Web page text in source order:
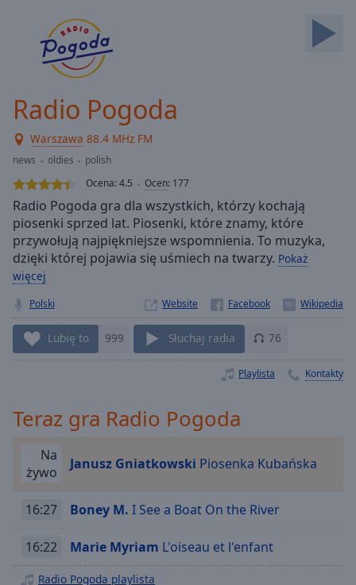
Forward
Loaded:
0.00%
Stream
Type LIVE
Seek to
live,
currently
behind
liveLIVE
Remaining
Time-
1x
Chapters
Descriptions
descriptions
off,
Subtitles
Radio Pogoda
Warszawa 88.4 MHz FM
news oldies
polish
Ocena:4.5 Ocen: 177
Radio Pogoda gra dla wszystkich, którzy kochają
piosenki sprzed lat. Piosenki, które znamy, które
przywołują najpiękniejsze wspomnienia. To muzyka,
dzięki której pojawia się uśmiech na twarzy. Pokaż
więcej
Polski Website
Lubię to 999 Słuchaj radia 76
Playlista Kontakty
Teraz gra Radio Pogoda
Na
żywo
Janusz Gniatkowski Piosenka Kubańska
16:27 Boney M. I See a Boat On the River
16:22 Marie Myriam L'oiseau et l'enfant
Radio Pogoda playlista